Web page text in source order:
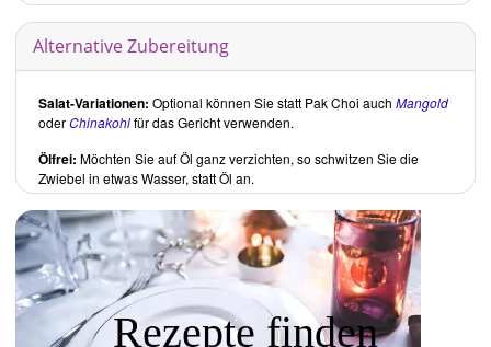
Alternative Zubereitung
Salat-Variationen: Optional können Sie statt Pak Choi auch Mangold
oderChinakohlfür das Gericht verwenden.
Ölfrei: Möchten Sie auf Öl ganz verzichten, so schwitzen Sie die
Zwiebel in etwas Wasser, statt Öl an.
Rezepte finden